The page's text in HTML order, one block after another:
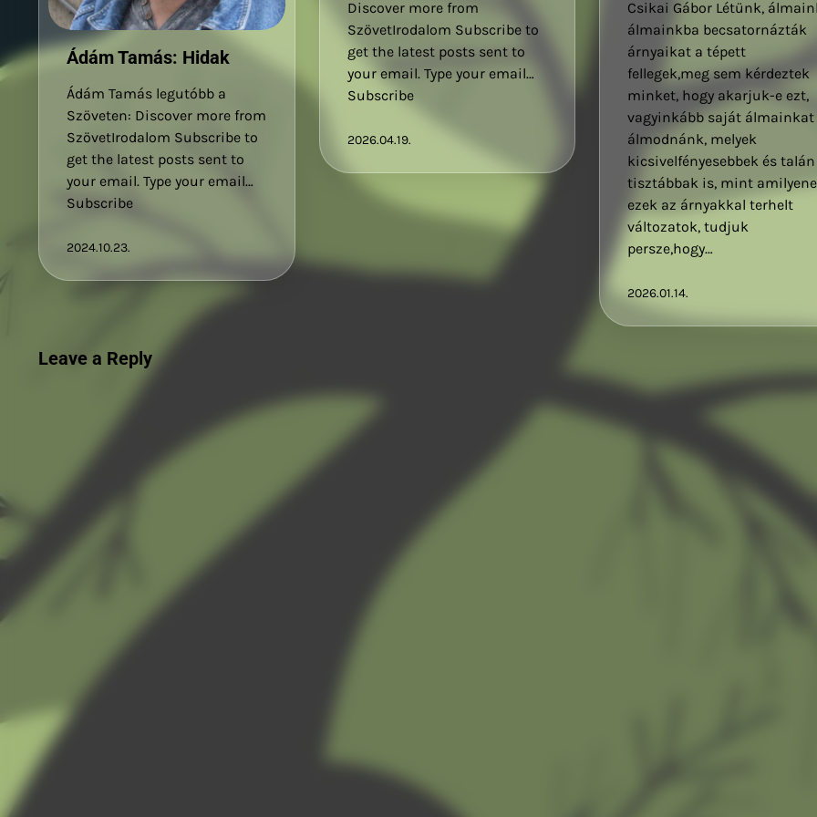
Ádám Tamás: Hidak
Ádám Tamás legutóbb a
Szöveten: Discover more from
SzövetIrodalom Subscribe to
get the latest posts sent to
your email. Type your email…
Subscribe
2024.10.23.
Discover more from
SzövetIrodalom Subscribe to
get the latest posts sent to
your email. Type your email…
Subscribe
2026.04.19.
Csikai Gábor Létünk,
álmainkba becsatornázták
árnyaikat a tépett
fellegek,meg sem kérdeztek
minket, hogy akarjuk-e ezt,
vagyinkább saját álmainkat
álmodnánk, melyek
kicsivelfényesebbek és talán
tisztábbak is, mint
ezek az árnyakkal terhelt
változatok, tudjuk
persze,hogy…
2026.01.14.
Leave a Reply